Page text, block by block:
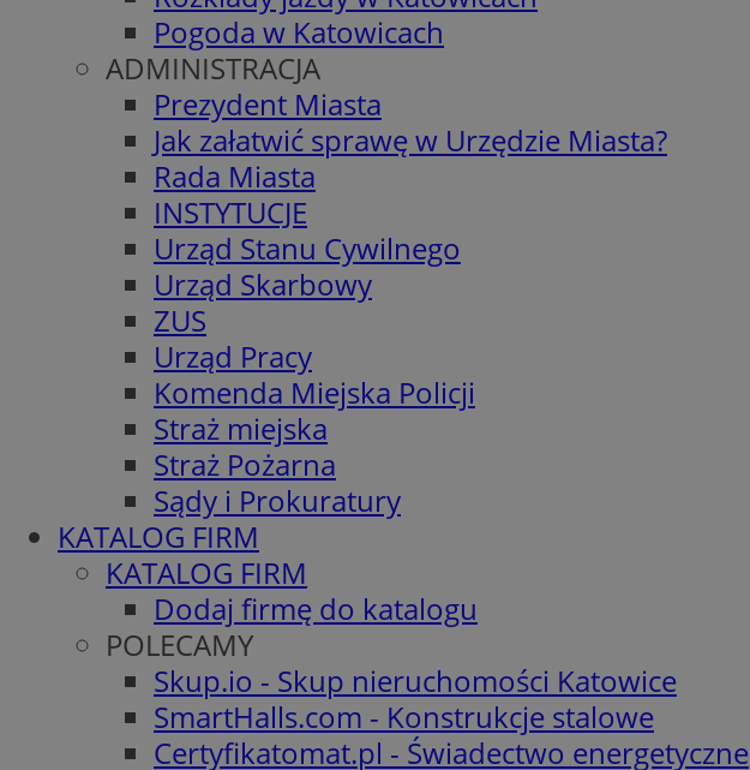
Pogoda w Katowicach
ADMINISTRACJA
Prezydent Miasta
Jak załatwić sprawę w Urzędzie Miasta?
Rada Miasta
INSTYTUCJE
Urząd Stanu Cywilnego
Urząd Skarbowy
ZUS
Urząd Pracy
Komenda Miejska Policji
Straż miejska
Straż Pożarna
Sądy i Prokuratury
KATALOG FIRM
KATALOG FIRM
Dodaj firmę do katalogu
POLECAMY
Skup.io - Skup nieruchomości Katowice
SmartHalls.com - Konstrukcje stalowe
Certyfikatomat.pl - Świadectwo energetyczne